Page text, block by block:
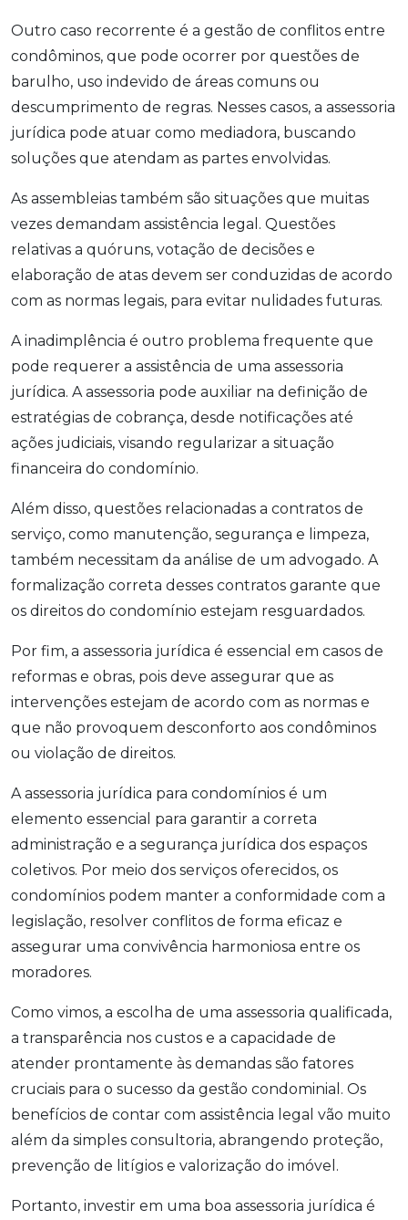
Outro caso recorrente é a gestão de conflitos entre
condôminos, que pode ocorrer por questões de
barulho, uso indevido de áreas comuns ou
descumprimento de regras. Nesses casos, a assessoria
jurídica pode atuar como mediadora, buscando
soluções que atendam as partes envolvidas.
As assembleias também são situações que muitas
vezes demandam assistência legal. Questões
relativas a quóruns, votação de decisões e
elaboração de atas devem ser conduzidas de acordo
com as normas legais, para evitar nulidades futuras.
A inadimplência é outro problema frequente que
pode requerer a assistência de uma assessoria
jurídica. A assessoria pode auxiliar na definição de
estratégias de cobrança, desde notificações até
ações judiciais, visando regularizar a situação
financeira do condomínio.
Além disso, questões relacionadas a contratos de
serviço, como manutenção, segurança e limpeza,
também necessitam da análise de um advogado. A
formalização correta desses contratos garante que
os direitos do condomínio estejam resguardados.
Por fim, a assessoria jurídica é essencial em casos de
reformas e obras, pois deve assegurar que as
intervenções estejam de acordo com as normas e
que não provoquem desconforto aos condôminos
ou violação de direitos.
A assessoria jurídica para condomínios é um
elemento essencial para garantir a correta
administração e a segurança jurídica dos espaços
coletivos. Por meio dos serviços oferecidos, os
condomínios podem manter a conformidade com a
legislação, resolver conflitos de forma eficaz e
assegurar uma convivência harmoniosa entre os
moradores.
Como vimos, a escolha de uma assessoria qualificada,
a transparência nos custos e a capacidade de
atender prontamente às demandas são fatores
cruciais para o sucesso da gestão condominial. Os
benefícios de contar com assistência legal vão muito
além da simples consultoria, abrangendo proteção,
prevenção de litígios e valorização do imóvel.
Portanto, investir em uma boa assessoria jurídica é